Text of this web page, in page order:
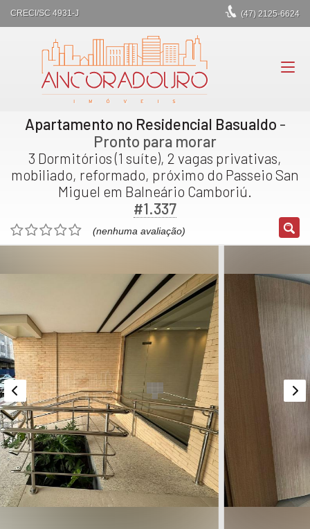
CRECI/SC 4931-J (47) 2125-6624
Apartamento no Residencial Basualdo -
Pronto para morar
3 Dormitórios (1 suíte), 2 vagas privativas,
mobiliado, reformado, próximo do Passeio San
Miguel em Balneário Camboriú.
#1.337
(nenhuma avaliação)